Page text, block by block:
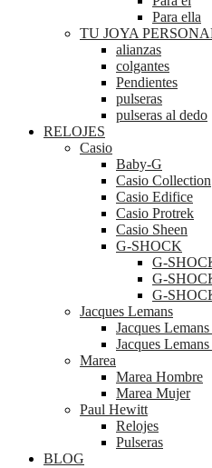
Para ella
TU JOYA
alianzas
colgantes
Pendientes
pulseras
pulseras al dedo
RELOJES
Casio
Baby-G
Casio Collection
Casio Edifice
Casio Protrek
Casio Sheen
G-SHOCK
G-
G-
G-
Jacques Lemans
Jacques
Jacques
Marea
Marea Hombre
Marea Mujer
Paul Hewitt
Relojes
Pulseras
BLOG